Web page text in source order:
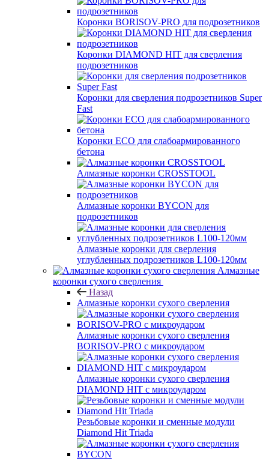
Коронки BORISOV-PRO для подрозетников
Коронки DIAMOND HIT для сверления
подрозетников
Коронки для сверления подрозетников Super
Fast
Коронки ECO для слабоармированного
бетона
Алмазные коронки CROSSTOOL
Алмазные коронки BYCON для
подрозетников
Алмазные коронки для сверления
углубленных подрозетников L100-120мм
Алмазные
коронки сухого сверления
Назад
Алмазные коронки сухого сверления
Алмазные коронки сухого сверления
BORISOV-PRO с микроударом
Алмазные коронки сухого сверления
DIAMOND HIT с микроударом
Резьбовые коронки и сменные модули
Diamond Hit Triada